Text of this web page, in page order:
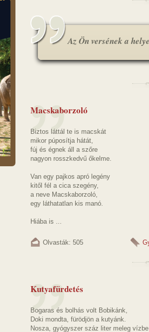
Az Ön versének a
Macskaborzoló
Biztos láttál te is macskát
mikor púposítja hátát,
fúj és égnek áll a szőre
nagyon rosszkedvű őkelme.
Van egy pajkos apró legény
kitől fél a cica szegény,
a neve Macskaborzoló,
egy láthatatlan kis manó.
Hiába is ...
Olvasták: 505
Kutyafürdetés
Bogaras és bolhás volt Bobikánk,
Doki mondta, fürödjön a kutyánk.
Nosza, gyógyszer száz liter meleg